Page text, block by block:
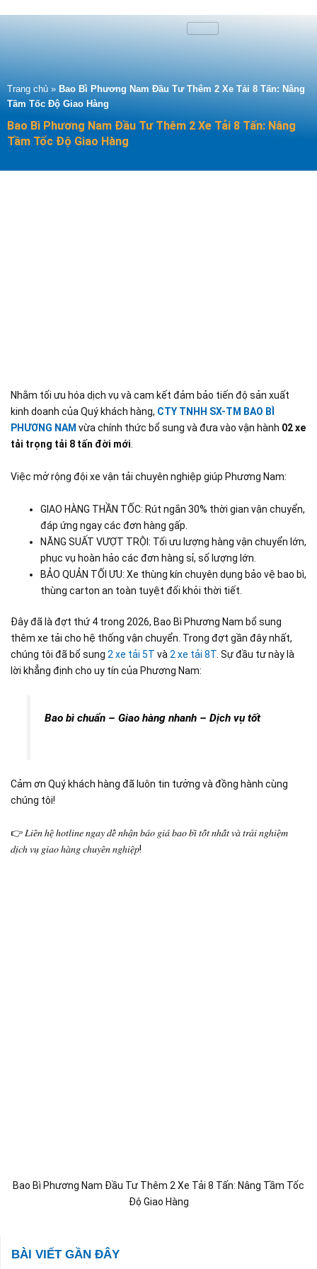
Trang chủ » Bao Bì Phương Nam Đầu Tư Thêm 2 Xe Tải 8 Tấn: Nâng
Tầm Tốc Độ Giao Hàng
Bao Bì Phương Nam Đầu Tư Thêm 2 Xe Tải 8 Tấn: Nâng
Tầm Tốc Độ Giao Hàng
Nhằm tối ưu hóa dịch vụ và cam kết đảm bảo tiến độ sản xuất
kinh doanh của Quý khách hàng, CTY TNHH SX-TM BAO BÌ
PHƯƠNG NAM vừa chính thức bổ sung và đưa vào vận hành 02 xe
tải trọng tải 8 tấn đời mới
Việc mở rộng đội xe vận tải chuyên nghiệp giúp Phương Nam:
GIAO HÀNG THẦN TỐC: Rút ngắn 30% thời gian vận chuyển,
đáp ứng ngay các đơn hàng gấp.
NĂNG SUẤT VƯỢT TRỘI: Tối ưu lượng hàng vận chuyển lớn,
phục vụ hoàn hảo các đơn hàng sỉ, số lượng lớn.
BẢO QUẢN TỐI ƯU: Xe thùng kín chuyên dụng bảo vệ bao bì,
thùng carton an toàn tuyệt đối khỏi thời tiết.
Đây đã là đợt thứ 4 trong 2026, Bao Bì Phương Nam bổ sung
thêm xe tải cho hệ thống vận chuyển. Trong đợt gần đây nhất,
chúng tôi đã bổ sung 2 xe tải 5T và 2 xe tải 8T . Sự đầu tư này là
lời khẳng định cho uy tín của Phương Nam:
Bao bì chuẩn – Giao hàng nhanh – Dịch vụ tốt
Cảm ơn Quý khách hàng đã luôn tin tưởng và đồng hành cùng
chúng tôi!
👉 𝐿𝑖𝑒̂𝑛 ℎ𝑒̣̂ ℎ𝑜𝑡𝑙𝑖𝑛𝑒 𝑛𝑔𝑎𝑦 𝑑𝑒̂̉ 𝑛ℎ𝑎̣̂𝑛 𝑏𝑎́𝑜 𝑔𝑖𝑎́ 𝑏𝑎𝑜 𝑏𝑖̀ 𝑡𝑜̂́𝑡 𝑛ℎ𝑎̂́𝑡 𝑣𝑎̀ 𝑡𝑟𝑎̉𝑖 𝑛𝑔ℎ𝑖𝑒̣̂𝑚
𝑑𝑖̣𝑐ℎ 𝑣𝑢̣ 𝑔𝑖𝑎𝑜 ℎ𝑎̀𝑛𝑔 𝑐ℎ𝑢𝑦𝑒̂𝑛 𝑛𝑔ℎ𝑖𝑒̣̂𝑝!
Bao Bì Phương Nam Đầu Tư Thêm 2 Xe Tải 8 Tấn: Nâng Tầm Tốc
Độ Giao Hàng
BÀI VIẾT GẦN ĐÂY